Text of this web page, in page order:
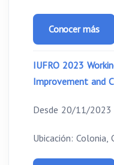
Conocer más
IUFRO 2023
Improvement and
Desde 20/11/
Ubicación: Colonia,